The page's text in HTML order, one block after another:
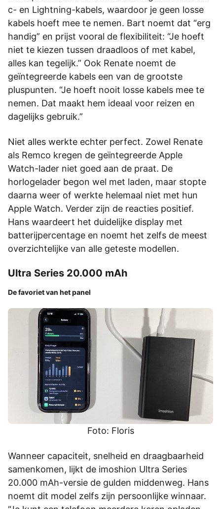
c- en Lightning-kabels, waardoor je geen losse
kabels hoeft mee te nemen. Bart noemt dat “erg
handig” en prijst vooral de flexibiliteit: “Je hoeft
niet te kiezen tussen draadloos of met kabel,
alles kan tegelijk.” Ook Renate noemt de
geïntegreerde kabels een van de grootste
pluspunten. “Je hoeft nooit losse kabels mee te
nemen. Dat maakt hem ideaal voor reizen en
dagelijks gebruik.”
Niet alles werkte echter perfect. Zowel Renate
als Remco kregen de geïntegreerde Apple
Watch-lader niet goed aan de praat. De
horlogelader begon wel met laden, maar stopte
daarna weer of werkte helemaal niet met hun
Apple Watch. Verder zijn de reacties positief.
Hans waardeert het duidelijke display met
batterijpercentage en noemt het zelfs de meest
overzichtelijke van alle geteste modellen.
Ultra Series 20.000 mAh
De favoriet van het panel
Foto: Floris
Wanneer capaciteit, snelheid en draagbaarheid
samenkomen, lijkt de imoshion Ultra Series
20.000 mAh-versie de gulden middenweg. Hans
noemt dit model zelfs zijn persoonlijke winnaar.